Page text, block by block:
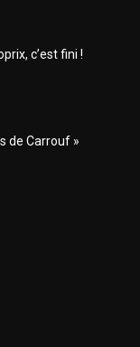
c’est fini !
de Carrouf »